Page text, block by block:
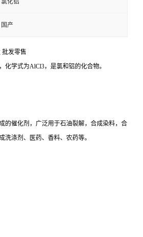
氯化铝
国产
批发零售
化学式为AlCl3，是氯和铝的化合物。
的催化剂，广泛用于石油裂解，合成染料，合
洗涤剂、医药、香料、农药等。